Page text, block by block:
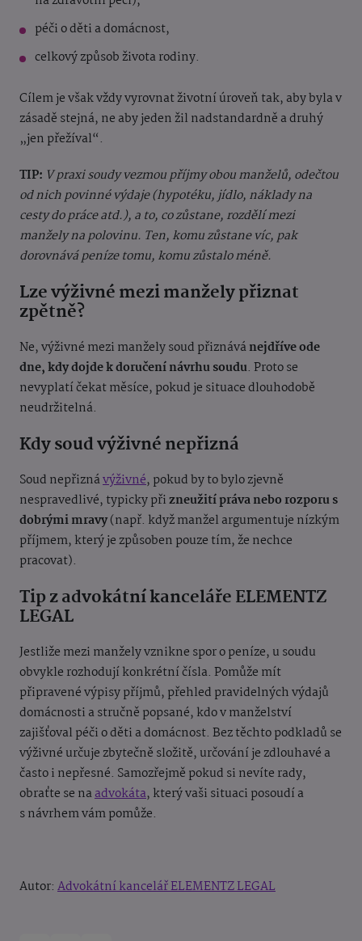
péči o děti a domácnost,
celkový způsob života rodiny.
Cílem je však vždy vyrovnat životní úroveň tak, aby byla v
zásadě stejná, ne aby jeden žil nadstandardně a druhý
„jen přežíval“.
TIP: V praxi soudy vezmou příjmy obou manželů, odečtou
od nich povinné výdaje (hypotéku, jídlo, náklady na
cesty do práce atd.), a to, co zůstane, rozdělí mezi
manžely na polovinu. Ten, komu zůstane víc, pak
dorovnává peníze tomu, komu zůstalo méně.
Lze výživné mezi manžely přiznat
zpětně?
Ne, výživné mezi manžely soud přiznávánejdříve ode
dne, kdy dojde k doručení návrhu soudu. Proto se
nevyplatí čekat měsíce, pokud je situace dlouhodobě
neudržitelná.
Kdy soud výživné nepřizná
Soud nepřiznávýživné, pokud by to bylo zjevně
nespravedlivé, typicky přizneužití práva nebo rozporu s
dobrými mravy(např. když manžel argumentuje nízkým
příjmem, který je způsoben pouze tím, že nechce
pracovat).
Tip z advokátní kanceláře ELEMENTZ
LEGAL
Jestliže mezi manžely vznikne spor o peníze, u soudu
obvykle rozhodují konkrétní čísla. Pomůže mít
připravené výpisy příjmů, přehled pravidelných výdajů
domácnosti a stručně popsané, kdo v manželství
zajišťoval péči o děti a domácnost. Bez těchto podkladů se
výživné určuje zbytečně složitě, určování je zdlouhavé a
často i nepřesné. Samozřejmě pokud si nevíte rady,
obraťte se naadvokáta, který vaši situaci posoudí a
s návrhem vám pomůže.
Autor: Advokátní kancelář ELEMENTZ LEGAL